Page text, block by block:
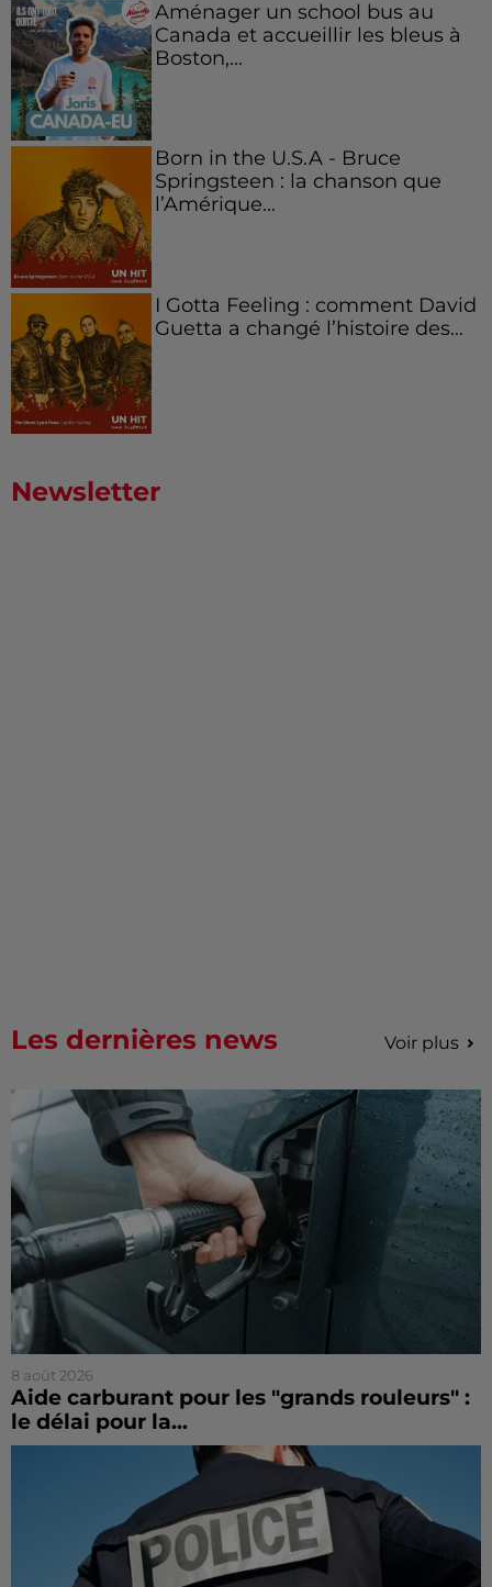
Aménager un school bus au
Canada et accueillir les bleus à
Boston,...
Born in the U.S.A - Bruce
Springsteen : la chanson que
l’Amérique...
I Gotta Feeling : comment David
Guetta a changé l’histoire des...
Newsletter
Les dernières news Voir plus
8 août 2026
Aide carburant pour les "grands rouleurs" :
le délai pour la...